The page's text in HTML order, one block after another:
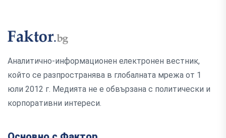
Аналитично-информационен електронен вестник,
който се разпространява в глобалната мрежа от 1
юли 2012 г. Медията не е обвързана с политически и
корпоративни интереси.